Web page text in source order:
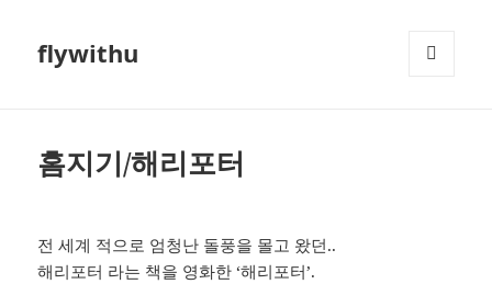
flywithu
홈지기/해리포터
전 세계 적으로 엄청난 돌풍을 몰고 왔던..
해리포터 라는 책을 영화한 ‘해리포터’.